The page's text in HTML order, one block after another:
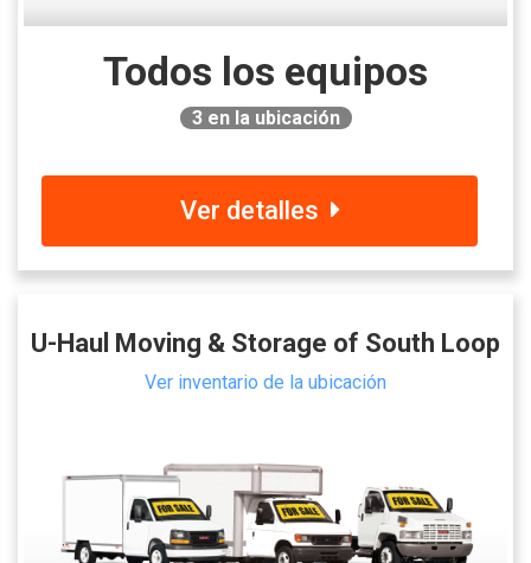
Todos los equipos
3en la ubicación
Ver detalles
U-Haul Moving & Storage of South Loop
Ver inventario de la ubicación